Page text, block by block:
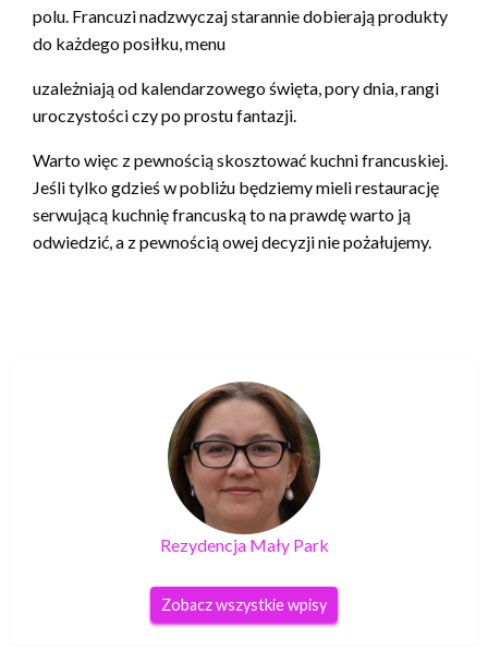
polu. Francuzi nadzwyczaj starannie dobierają produkty
do każdego posiłku, menu
uzależniają od kalendarzowego święta, pory dnia, rangi
uroczystości czy po prostu fantazji.
Warto więc z pewnością skosztować kuchni francuskiej.
Jeśli tylko gdzieś w pobliżu będziemy mieli restaurację
serwującą kuchnię francuską to na prawdę warto ją
odwiedzić, a z pewnością owej decyzji nie pożałujemy.
Rezydencja Mały Park
Zobacz wszystkie wpisy